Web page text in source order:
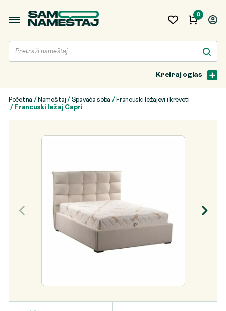
0
Kreiraj oglas
Početna / Nameštaj / Spavaća soba / Francuski ležajevi i kreveti
/ Francuski ležaj Capri